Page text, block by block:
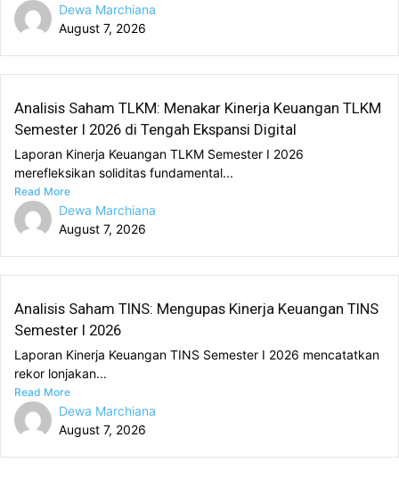
Dewa Marchiana
August 7, 2026
Analisis Saham TLKM: Menakar Kinerja Keuangan TLKM
Semester I 2026 di Tengah Ekspansi Digital
Laporan Kinerja Keuangan TLKM Semester I 2026
merefleksikan soliditas fundamental...
Read More
Dewa Marchiana
August 7, 2026
Analisis Saham TINS: Mengupas Kinerja Keuangan TINS
Semester I 2026
Laporan Kinerja Keuangan TINS Semester I 2026 mencatatkan
rekor lonjakan...
Read More
Dewa Marchiana
August 7, 2026